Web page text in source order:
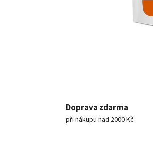
Doprava zdarma
při nákupu nad 2000 Kč